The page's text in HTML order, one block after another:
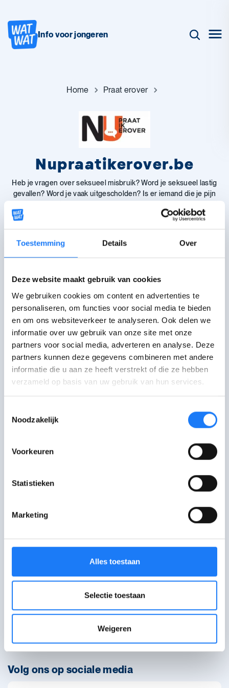
Toestemming Details Over
Deze website maakt gebruik van cookies
We gebruiken cookies om content en advertenties te
personaliseren, om functies voor social media te bieden
en om ons websiteverkeer te analyseren. Ook delen we
informatie over uw gebruik van onze site met onze
partners voor social media, adverteren en analyse. Deze
partners kunnen deze gegevens combineren met andere
informatie die u aan ze heeft verstrekt of die ze hebben
verzameld op basis van uw gebruik van hun services.
Noodzakelijk
Voorkeuren
Statistieken
Marketing
Alles toestaan
Selectie toestaan
Weigeren
Info voor jongeren
Home Praat erover
Nupraatikerover.be
Heb je vragen over seksueel misbruik? Word je seksueel lastig
gevallen? Word je vaak uitgescholden? Is er iemand die je pijn
een online chat die luistert en helpt.
Maandag, dinsdag en donderdag 19:00-22:00
uur. Woensdag 14:00-18:00 uur en 19:00-22:00
uur. Vrijdag 14:00-17:00 uur. Niet open op
feestdagen.
Mail met Nupraatikerover.be
Bel met Nupraatikerover.be
02 669 40 50
Dit heeft me van mijn kwaadheid en
spanning verlost. Enorm opgelucht
WAT WAT brengt info voor jongeren via artikels, verhalen
Bestel infomateriaal
Contact
Volg ons op sociale media